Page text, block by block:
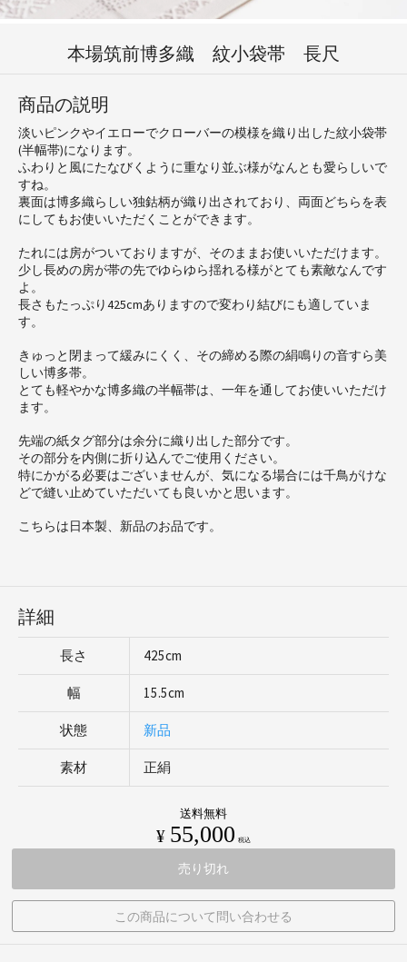
本場筑前博多織 紋小袋帯 長尺
商品の説明
淡いピンクやイエローでクローバーの模様を織り出した紋小袋帯
(半幅帯)になります。
ふわりと風にたなびくように重なり並ぶ様がなんとも愛らしいで
すね。
裏面は博多織らしい独鈷柄が織り出されており、両面どちらを表
にしてもお使いいただくことができます。
たれには房がついておりますが、そのままお使いいただけます。
少し長めの房が帯の先でゆらゆら揺れる様がとても素敵なんです
よ。
長さもたっぷり425cmありますので変わり結びにも適していま
す。
きゅっと閉まって緩みにくく、その締める際の絹鳴りの音すら美
しい博多帯。
とても軽やかな博多織の半幅帯は、一年を通してお使いいただけ
ます。
先端の紙タグ部分は余分に織り出した部分です。
その部分を内側に折り込んでご使用ください。
特にかがる必要はございませんが、気になる場合には千鳥がけな
どで縫い止めていただいても良いかと思います。
こちらは日本製、新品のお品です。
詳細
長さ 425cm
幅 15.5cm
状態 新品
素材 正絹
送料無料
¥ 55,000 税込
売り切れ
この商品について問い合わせる